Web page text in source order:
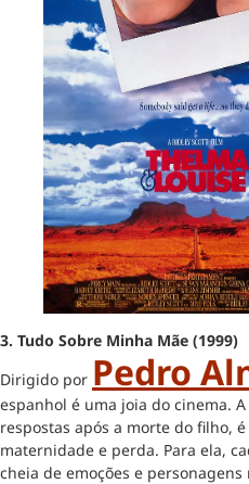
3. Tudo Sobre Minha Mãe (1999)
Dirigido por Pedro
espanhol é uma joia do cinema.
respostas após a morte do filho,
maternidade e perda. Para ela,
cheia de emoções e personagens